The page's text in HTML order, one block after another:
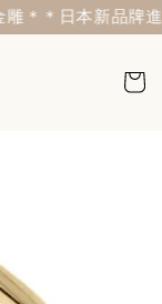
＊ ＊日本新品牌進